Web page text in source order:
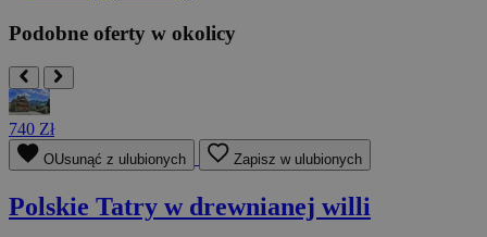
Podobne oferty w okolicy
740 Zł
OUsunąć z ulubionych Zapisz w ulubionych
Polskie Tatry w drewnianej willi